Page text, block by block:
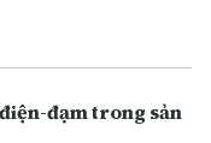
đạm trong sản